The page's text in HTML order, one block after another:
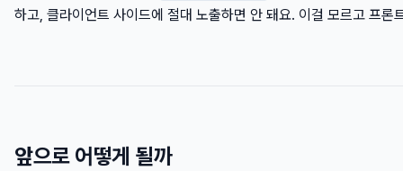
하고, 클라이언트 사이드에 절대 노출하면 안 돼요. 이걸 모르고 프론
앞으로 어떻게 될까